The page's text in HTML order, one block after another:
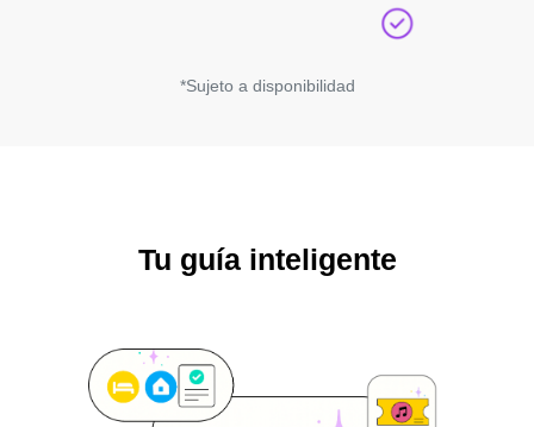
*Sujeto a disponibilidad
Tu guía inteligente